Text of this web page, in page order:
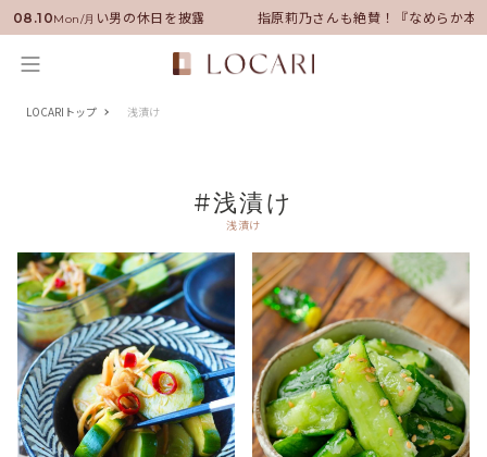
08.10Mon/月
に就任！いい男の休日を披露 指原莉乃さんも絶賛！『なめらか本
LOCARIトップ 浅漬け
#浅漬け
浅漬け